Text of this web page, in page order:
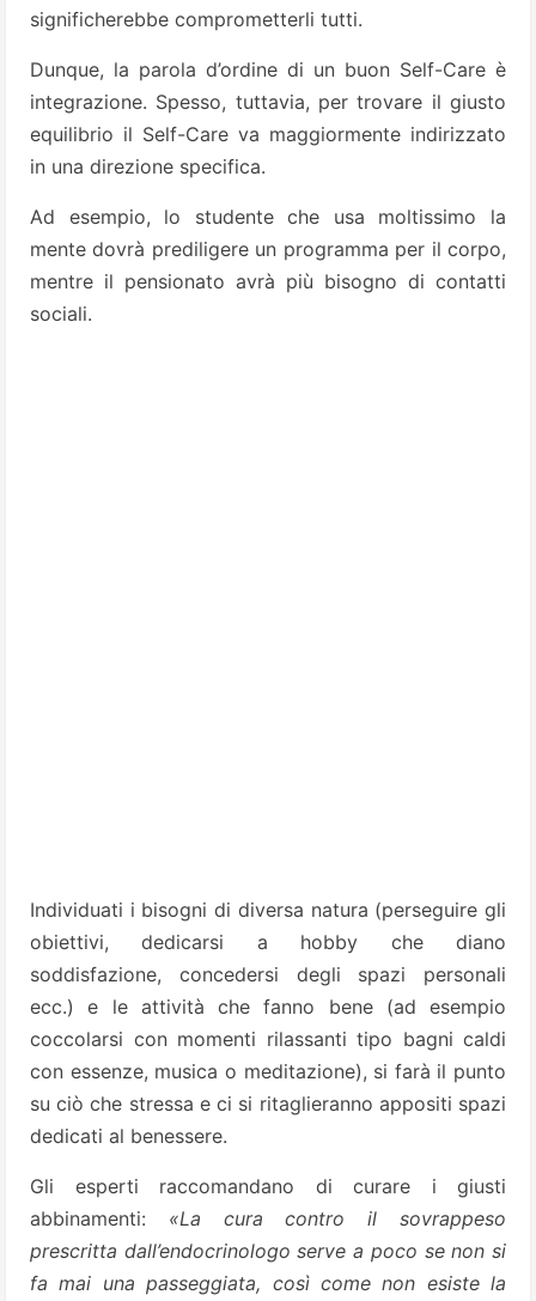
significherebbe comprometterli tutti.
Dunque, la parola d’ordine di un buon Self-Care è
integrazione. Spesso, tuttavia, per trovare il giusto
equilibrio il Self-Care va maggiormente indirizzato
in una direzione specifica.
Ad esempio, lo studente che usa moltissimo la
mente dovrà prediligere un programma per il corpo,
mentre il pensionato avrà più bisogno di contatti
sociali.
Individuati i bisogni di diversa natura (perseguire gli
obiettivi, dedicarsi a hobby che diano
soddisfazione, concedersi degli spazi personali
ecc.) e le attività che fanno bene (ad esempio
coccolarsi con momenti rilassanti tipo bagni caldi
con essenze, musica o meditazione), si farà il punto
su ciò che stressa e ci si ritaglieranno appositi spazi
dedicati al benessere.
Gli esperti raccomandano di curare i giusti
abbinamenti: «La cura contro il sovrappeso
prescritta dall’endocrinologo serve a poco se non si
fa mai una passeggiata, così come non esiste la